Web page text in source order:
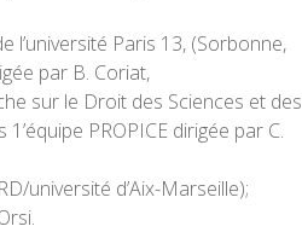
l’université Paris 13, (Sorbonne,
par B. Coriat,
sur le Droit des Sciences et des
PROPICE dirigée par C.
université d’Aix-Marseille);